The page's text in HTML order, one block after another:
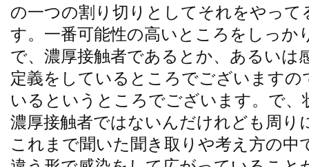
の一つの割り切りとしてそれをやっ
す。一番可能性の高いところをしっか
で、濃厚接触者であるとか、あるいは
定義をしているところでございます
いるというところでございます。で
濃厚接触者ではないんだけれども周り
これまで聞いた聞き取りや考え方の中